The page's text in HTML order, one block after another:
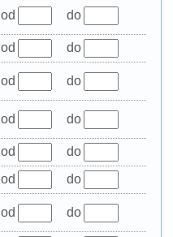
od do
od
do
od do
od do
od do
od
do
od do